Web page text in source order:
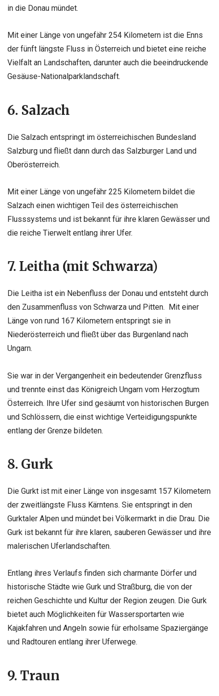
in die Donau mündet.
Mit einer Länge von ungefähr 254 Kilometern ist die Enns
der fünft längste Fluss in Österreich und bietet eine reiche
Vielfalt an Landschaften, darunter auch die beeindruckende
Gesäuse-Nationalparklandschaft.
6. Salzach
Die Salzach entspringt im österreichischen Bundesland
Salzburg und fließt dann durch das Salzburger Land und
Oberösterreich.
Mit einer Länge von ungefähr 225 Kilometern bildet die
Salzach einen wichtigen Teil des österreichischen
Flusssystems und ist bekannt für ihre klaren Gewässer und
die reiche Tierwelt entlang ihrer Ufer.
7. Leitha (mit Schwarza)
Die Leitha ist ein Nebenfluss der Donau und entsteht durch
den Zusammenfluss von Schwarza und Pitten. Mit einer
Länge von rund 167 Kilometern entspringt sie in
Niederösterreich und fließt über das Burgenland nach
Ungarn.
Sie war in der Vergangenheit ein bedeutender Grenzfluss
und trennte einst das Königreich Ungarn vom Herzogtum
Österreich. Ihre Ufer sind gesäumt von historischen Burgen
und Schlössern, die einst wichtige Verteidigungspunkte
entlang der Grenze bildeten.
8. Gurk
Die Gurkt ist mit einer Länge von insgesamt 157 Kilometern
der zweitlängste Fluss Kärntens. Sie entspringt in den
Gurktaler Alpen und mündet bei Völkermarkt in die Drau. Die
Gurk ist bekannt für ihre klaren, sauberen Gewässer und ihre
malerischen Uferlandschaften.
Entlang ihres Verlaufs finden sich charmante Dörfer und
historische Städte wie Gurk und Straßburg, die von der
reichen Geschichte und Kultur der Region zeugen. Die Gurk
bietet auch Möglichkeiten für Wassersportarten wie
Kajakfahren und Angeln sowie für erholsame Spaziergänge
und Radtouren entlang ihrer Uferwege.
9. Traun